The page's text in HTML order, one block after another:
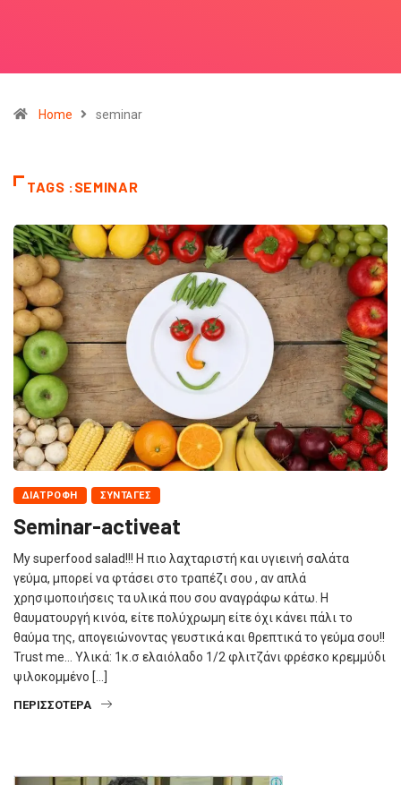
Home seminar
TAGS :SEMINAR
ΔΙΑΤΡΟΦΗ ΣΥΝΤΑΓΕΣ
Seminar-activeat
My superfood salad!!! Η πιο λαχταριστή και υγιεινή σαλάτα
γεύμα, μπορεί να φτάσει στο τραπέζι σου , αν απλά
χρησιμοποιήσεις τα υλικά που σου αναγράφω κάτω. Η
θαυματουργή κινόα, είτε πολύχρωμη είτε όχι κάνει πάλι το
θαύμα της, απογειώνοντας γευστικά και θρεπτικά το γεύμα σου!!
Trust me… Υλικά: 1κ.σ ελαιόλαδο 1/2 φλιτζάνι φρέσκο κρεμμύδι
ψιλοκομμένο […]
ΠΕΡΙΣΣΌΤΕΡΑ